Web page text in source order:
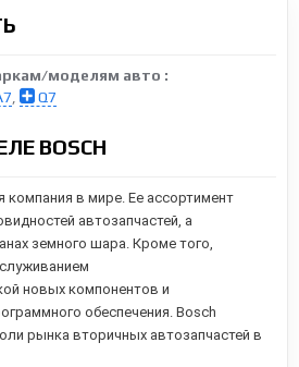
моделям авто :
Q7
BOSCH
компания в мире. Ее ассортимент
автозапчастей, а
земного шара. Кроме того,
новых компонентов и
обеспечения. Bosch
рынка вторичных автозапчастей в